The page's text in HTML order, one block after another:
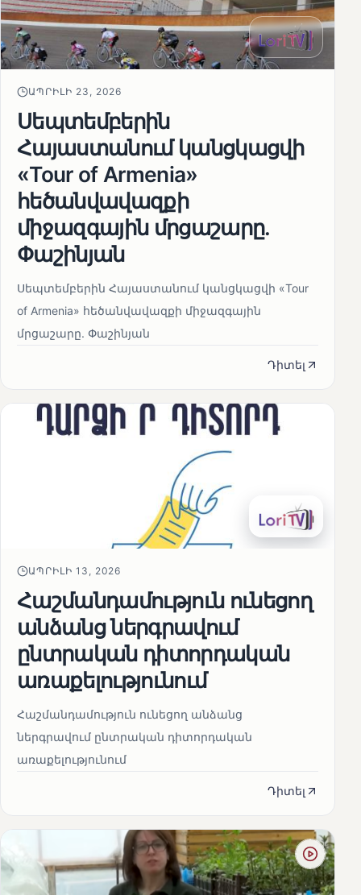
ԱՊՐԻԼԻ 23, 2026
Սեպտեմբերին
Հայաստանում կանցկացվի
«Tour of Armenia»
հեծանվավազքի
միջազգային մրցաշարը.
Փաշինյան
Սեպտեմբերին Հայաստանում կանցկացվի «Tour
of Armenia» հեծանվավազքի միջազգային
մրցաշարը. Փաշինյան
Դիտել
ԱՊՐԻԼԻ 13, 2026
Հաշմանդամություն ունեցող
անձանց ներգրավում
ընտրական դիտորդական
առաքելությունում
Հաշմանդամություն ունեցող անձանց
ներգրավում ընտրական դիտորդական
առաքելությունում
Դիտել